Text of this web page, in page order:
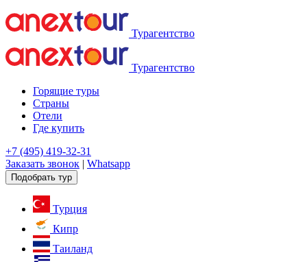
Турагентство
Турагентство
Горящие туры
Страны
Отели
Где купить
+7 (495) 419-32-31
Заказать звонок | Whatsapp
Подобрать тур
Турция
Кипр
Таиланд